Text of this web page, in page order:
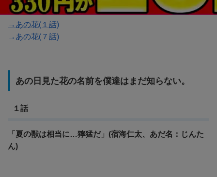
→あの花(１話)
→あの花(７話)
あの日見た花の名前を僕達はまだ知らない。
１話
「夏の獣は相当に…獰猛だ」(宿海仁太、あだ名：じんた
ん)